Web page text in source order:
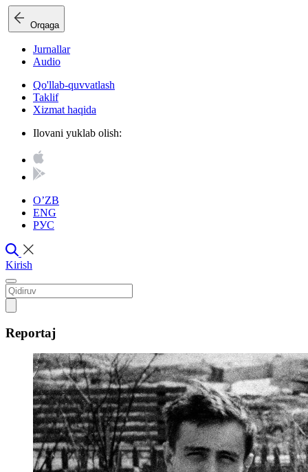
Orqaga
Jurnallar
Audio
Qo'llab-quvvatlash
Taklif
Xizmat haqida
Ilovani yuklab olish:
O’ZB
ENG
РУС
Kirish
Reportaj